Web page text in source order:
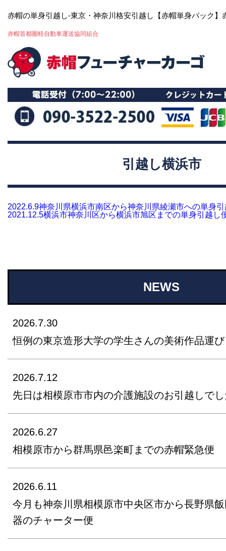
赤帽の単身引越し-東京・神奈川格安引越し【赤帽単身パック】
赤帽首都圏軽自動車運送協同組合
引越し横浜市
2022.6.9神奈川県横浜市南区から神奈川県綾瀬市への単身
2021.12.5横浜市神奈川区から横浜市旭区までの単身引越し
NEWS
2026.7.30
恒例の東京造形大学の学生さんの美術作品運び
2026.7.12
先日は相模原市市内の介護施設のお引越しで
2026.6.27
相模原市から群馬県邑楽町までの赤帽緊急便
2026.6.11
今月も神奈川県相模原市中央区市から長野県
器のチャーター便